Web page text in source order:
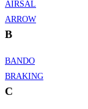
AIRSAL
ARROW
B
BANDO
BRAKING
C